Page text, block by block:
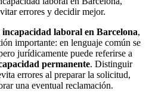
errores y decidir mejor.
laboral en Barcelona,
importante: en lenguaje común se
jurídicamente puede referirse a
permanente. Distinguir
errores al preparar la solicitud,
una eventual reclamación.